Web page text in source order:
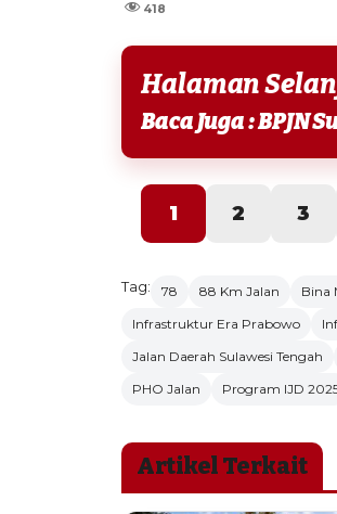
418
Halaman
1 2 3
Tag: 78 88 Km Jalan Bina
Infrastruktur Era Prabowo
Jalan Daerah Sulawesi Tengah
PHO Jalan
Program IJD
Artikel Terkait